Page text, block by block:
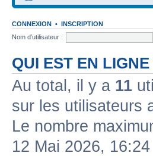
CONNEXION • INSCRIPTION
Nom d’utilisateur :
QUI EST EN LIGNE
Au total, il y a 11
sur les utilisateurs
Le nombre
12 Mai 2026, 16:24